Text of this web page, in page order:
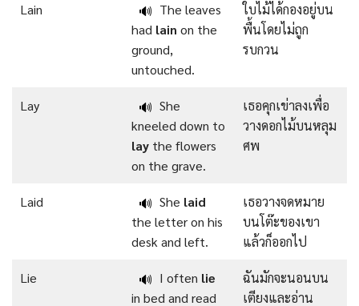
Lain 🔊 The leaves
had lain on the
ground,
untouched.
ใบไม้ได้กองอยู่บน
พื้นโดยไม่ถูก
รบกวน
Lay 🔊 She
kneeled down to
lay the flowers
on the grave.
เธอคุกเข่าลงเพื่อ
วางดอกไม้บนหลุม
ศพ
Laid 🔊 She laid
the letter on his
desk and left.
เธอวางจดหมาย
บนโต๊ะของเขา
แล้วก็ออกไป
Lie 🔊 I often lie
in bed and read
ฉันมักจะนอนบน
เตียงและอ่าน